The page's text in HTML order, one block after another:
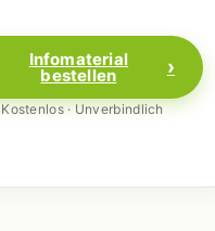
Infomaterial
bestellen
Kostenlos · Unverbindlich